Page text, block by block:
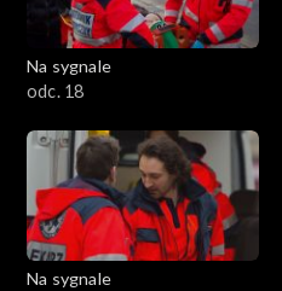
Na sygnale
odc. 18
Na sygnale